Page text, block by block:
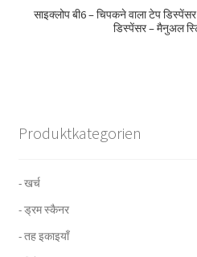
साइक्लोप बी6 – चिपकने वाला टेप डिस्पेंसर
डिस्पेंसर – मैनुअल
Produktkategorien
- खर्च
- ड्रम स्कैनर
- तह इकाइयाँ